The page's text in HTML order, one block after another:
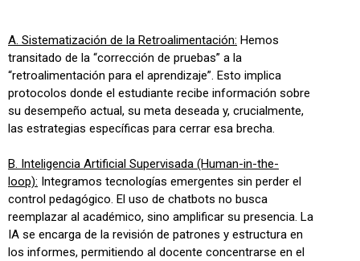
A. Sistematización de la Retroalimentación: Hemos
transitado de la “corrección de pruebas” a la
“retroalimentación para el aprendizaje”. Esto implica
protocolos donde el estudiante recibe información sobre
su desempeño actual, su meta deseada y, crucialmente,
las estrategias específicas para cerrar esa brecha.
B. Inteligencia Artificial Supervisada (Human-in-the-
loop): Integramos tecnologías emergentes sin perder el
control pedagógico. El uso de chatbots no busca
reemplazar al académico, sino amplificar su presencia. La
IA se encarga de la revisión de patrones y estructura en
los informes, permitiendo al docente concentrarse en el